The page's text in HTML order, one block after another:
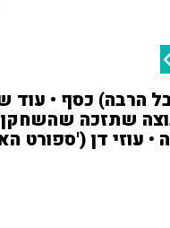
הרבה) כסף • עוד
שתזכה שהשחקן
עוזי דן ('ספורט